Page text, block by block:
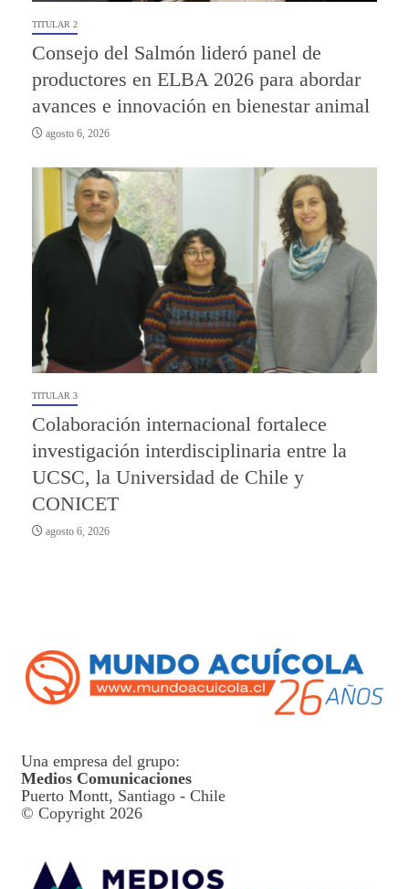
TITULAR 2
Consejo del Salmón lideró panel de
productores en ELBA 2026 para abordar
avances e innovación en bienestar animal
agosto 6, 2026
TITULAR 3
Colaboración internacional fortalece
investigación interdisciplinaria entre la
UCSC, la Universidad de Chile y
CONICET
agosto 6, 2026
Una empresa del grupo:
Medios Comunicaciones
Puerto Montt, Santiago - Chile
© Copyright 2026